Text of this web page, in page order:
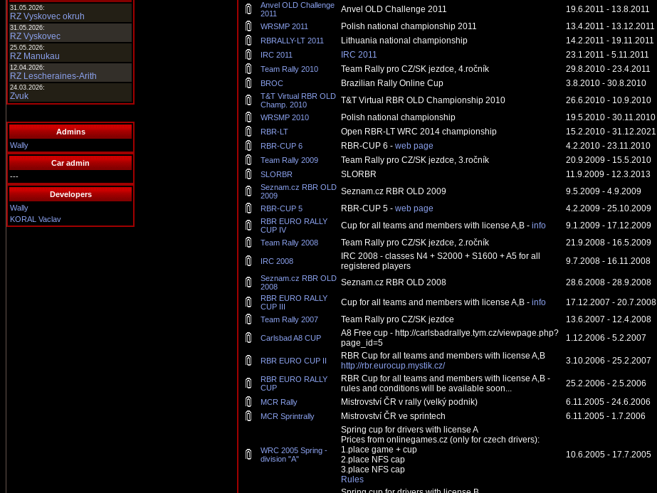
31.05.2026:
RZ Vyskovec okruh
31.05.2026:
RZ Vyskovec
25.05.2026:
RZ Manukau
12.04.2026:
RZ Lescheraines-Arith
24.03.2026:
Zvuk
Admins
Wally
Car admin
---
Developers
Wally
KORAL Vaclav
Anvel OLD Challenge
2011
Anvel OLD Challenge 2011 19.6.2011 - 13.8.2011
WRSMP 2011 Polish national championship 2011 13.4.2011 - 13.12.2011
RBRALLY-LT 2011 Lithuania national championship 14.2.2011 - 19.11.2011
IRC 2011 IRC 2011 23.1.2011 - 5.11.2011
Team Rally 2010 Team Rally pro CZ/SK jezdce, 4.ročník 29.8.2010 - 23.4.2011
BROC Brazilian Rally Online Cup 3.8.2010 - 30.8.2010
T&T Virtual RBR OLD
Champ. 2010
T&T Virtual RBR OLD Championship 2010 26.6.2010 - 10.9.2010
WRSMP 2010 Polish national championship 19.5.2010 - 30.11.2010
RBR-LT Open RBR-LT WRC 2014 championship 15.2.2010 - 31.12.2021
RBR-CUP 6 RBR-CUP 6 - web page 4.2.2010 - 23.11.2010
Team Rally 2009 Team Rally pro CZ/SK jezdce, 3.ročník 20.9.2009 - 15.5.2010
SLORBR SLORBR 11.9.2009 - 12.3.2013
Seznam.cz RBR OLD
2009
Seznam.cz RBR OLD 2009 9.5.2009 - 4.9.2009
RBR-CUP 5 RBR-CUP 5 - web page 4.2.2009 - 25.10.2009
RBR EURO RALLY
CUP IV
Cup for all teams and members with license A,B - info 9.1.2009 - 17.12.2009
Team Rally 2008 Team Rally pro CZ/SK jezdce, 2.ročník 21.9.2008 - 16.5.2009
IRC 2008
IRC 2008 - classes N4 + S2000 + S1600 + A5 for all
registered players
9.7.2008 - 16.11.2008
Seznam.cz RBR OLD
2008
Seznam.cz RBR OLD 2008 28.6.2008 - 28.9.2008
RBR EURO RALLY
CUP III
Cup for all teams and members with license A,B - info 17.12.2007 - 20.7.2008
Team Rally 2007 Team Rally pro CZ/SK jezdce 13.6.2007 - 12.4.2008
Carlsbad A8 CUP
A8 Free cup - http://carlsbadrallye.tym.cz/viewpage.php?
page_id=5
1.12.2006 - 5.2.2007
RBR EURO CUP II
RBR Cup for all teams and members with license A,B
http://rbr.eurocup.mystik.cz/
3.10.2006 - 25.2.2007
RBR EURO RALLY
CUP
RBR Cup for all teams and members with license A,B -
rules and conditions will be available soon...
25.2.2006 - 2.5.2006
MCR Rally Mistrovství ČR v rally (velký podnik) 6.11.2005 - 24.6.2006
MCR Sprintrally Mistrovství ČR ve sprintech 6.11.2005 - 1.7.2006
WRC 2005 Spring -
division "A"
Spring cup for drivers with license A
Prices from onlinegames.cz (only for czech drivers):
1.place game + cup
2.place NFS cap
3.place NFS cap
Rules
10.6.2005 - 17.7.2005